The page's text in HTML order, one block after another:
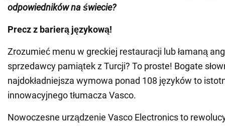
odpowiedników na świecie?
Precz z barierą językową!
Zrozumieć menu w greckiej restauracji lub łamaną
sprzedawcy pamiątek z Turcji? To proste! Bogate
najdokładniejsza wymowa ponad 108 języków to
innowacyjnego tłumacza Vasco.
Nowoczesne urządzenie Vasco Electronics to